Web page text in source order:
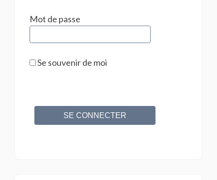
Mot de passe
Se souvenir de moi